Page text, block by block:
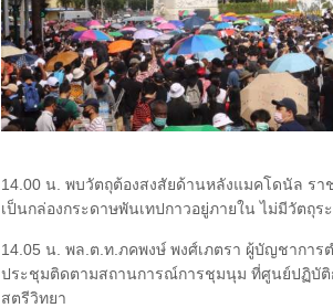
14.00 น. พบวัตถุต้องสงสัยด้านหลังแมคโดนัล รา
เป็นกล่องกระดาษพันเทปกาวอยู่ภายใน ไม่มีวัตถุร
14.05 น. พล.ต.ท.ภคพงษ์ พงศ์เภตรา ผู้บัญชาการ
ประชุมติดตามสถานการณ์การชุมนุม ที่ศูนย์ปฏิบัติ
สตรีวิทยา